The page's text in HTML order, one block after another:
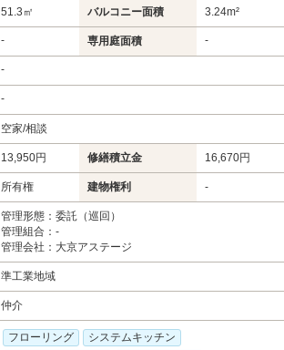
51.3㎡ バルコニー面積 3.24m²
- 専用庭面積 -
-
-
空家/相談
13,950円 修繕積立金 16,670円
所有権 建物権利 -
管理形態：委託（巡回）
管理組合：-
管理会社：大京アステージ
準工業地域
仲介
フローリング
システムキッチン